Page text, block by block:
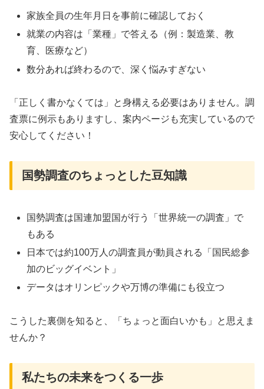
家族全員の生年月日を事前に確認しておく
就業の内容は「業種」で答える（例：製造業、教
育、医療など）
数分あれば終わるので、深く悩みすぎない
「正しく書かなくては」と身構える必要はありません。調
査票に例示もありますし、案内ページも充実しているので
安心してください！
国勢調査のちょっとした豆知識
国勢調査は国連加盟国が行う「世界統一の調査」で
もある
日本では約100万人の調査員が動員される「国民総参
加のビッグイベント」
データはオリンピックや万博の準備にも役立つ
こうした裏側を知ると、「ちょっと面白いかも」と思えま
せんか？
私たちの未来をつくる一歩